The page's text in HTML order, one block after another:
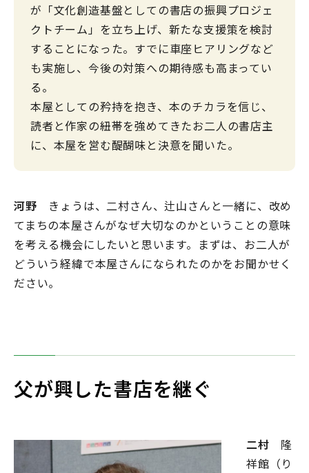
が「文化創造基盤としての書店の振興プロジェ
クトチーム」を立ち上げ、新たな支援策を検討
することになった。すでに車座ヒアリングなど
も実施し、今後の対策への期待感も高まってい
る。
本屋としての矜持を抱き、本のチカラを信じ、
読者と作家の紐帯を強めてきたお二人の書店主
に、本屋を営む醍醐味と決意を聞いた。
河野 きょうは、二村さん、辻山さんと一緒に、改め
てまちの本屋さんがなぜ大切なのかということの意味
を考える機会にしたいと思います。まずは、お二人が
どういう経緯で本屋さんになられたのかをお聞かせく
ださい。
父が興した書店を継ぐ
二村 隆
祥館（り